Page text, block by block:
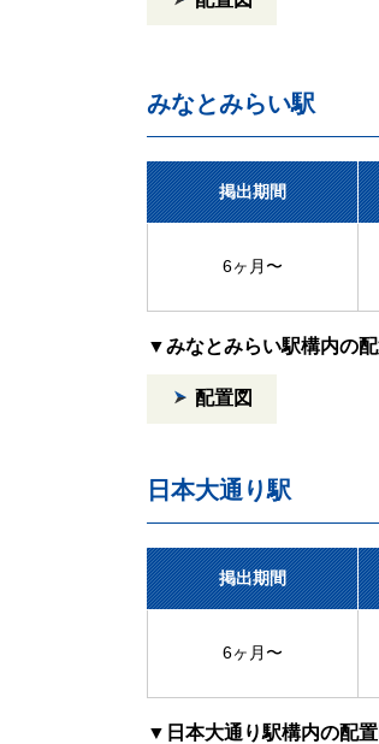
みなとみらい駅
掲出期間
6ヶ月〜
▼みなとみらい駅構内の
配置図
日本大通り駅
掲出期間
6ヶ月〜
▼日本大通り駅構内の配